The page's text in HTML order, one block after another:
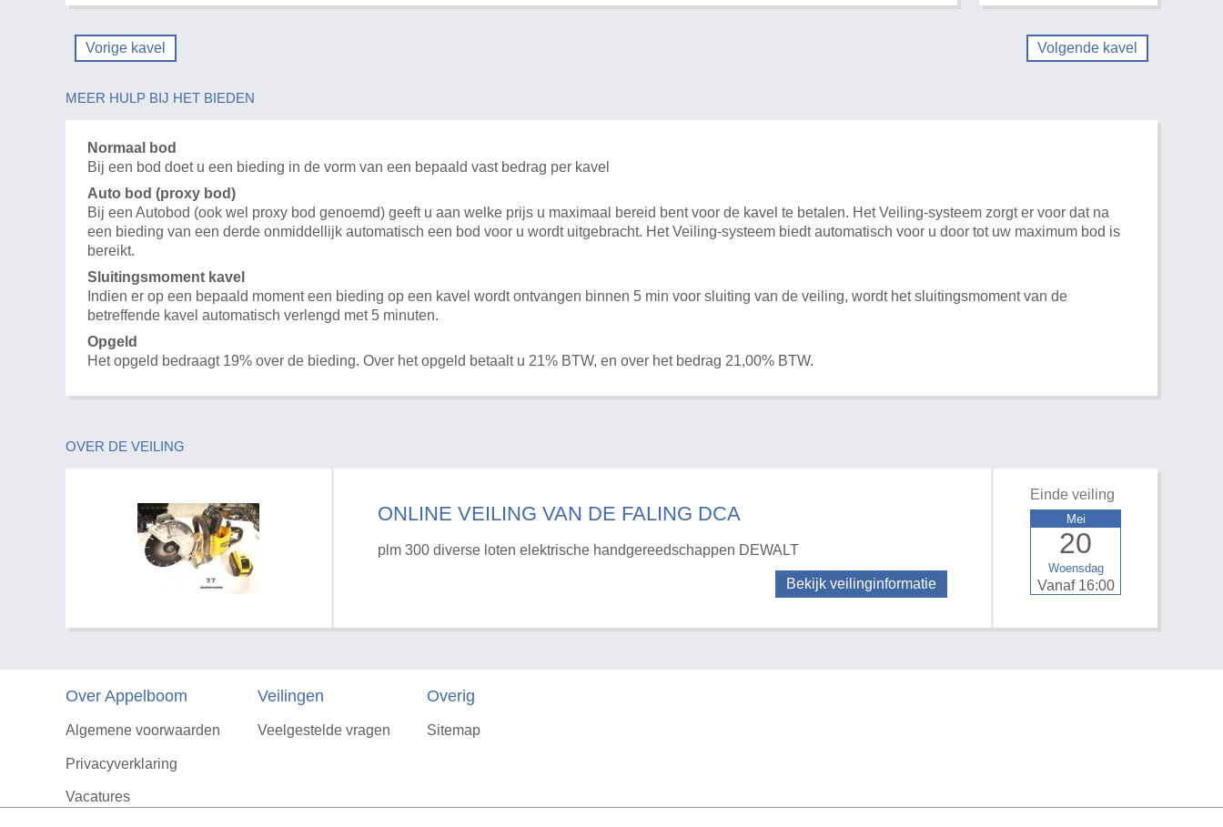
Vorige kavel Volgende kavel
MEER HULP BIJ HET BIEDEN
Normaal bod
Bij een bod doet u een bieding in de vorm van een bepaald vast bedrag per kavel
Auto bod (proxy bod)
Bij een Autobod (ook wel proxy bod genoemd) geeft u aan welke prijs u maximaal bereid bent voor de kavel te betalen. Het Veiling-systeem zorgt er voor dat na
een bieding van een derde onmiddellijk automatisch een bod voor u wordt uitgebracht. Het Veiling-systeem biedt automatisch voor u door tot uw maximum bod is
bereikt.
Sluitingsmoment kavel
Indien er op een bepaald moment een bieding op een kavel wordt ontvangen binnen 5 min voor sluiting van de veiling, wordt het sluitingsmoment van de
betreffende kavel automatisch verlengd met 5 minuten.
Opgeld
Het opgeld bedraagt 19% over de bieding. Over het opgeld betaalt u 21% BTW, en over het bedrag 21,00% BTW.
OVER DE VEILING
ONLINE VEILING VAN DE FALING DCA
plm 300 diverse loten elektrische handgereedschappen DEWALT
Bekijk veilinginformatie
Einde veiling
Woensdag
20
Mei
Vanaf 16:00
Over Appelboom
Algemene voorwaarden
Privacyverklaring
Vacatures
Veilingen
Veelgestelde vragen
Overig
Sitemap